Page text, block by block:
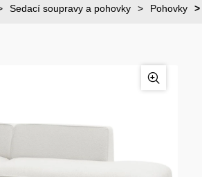
Sedací soupravy a pohovky Pohovky